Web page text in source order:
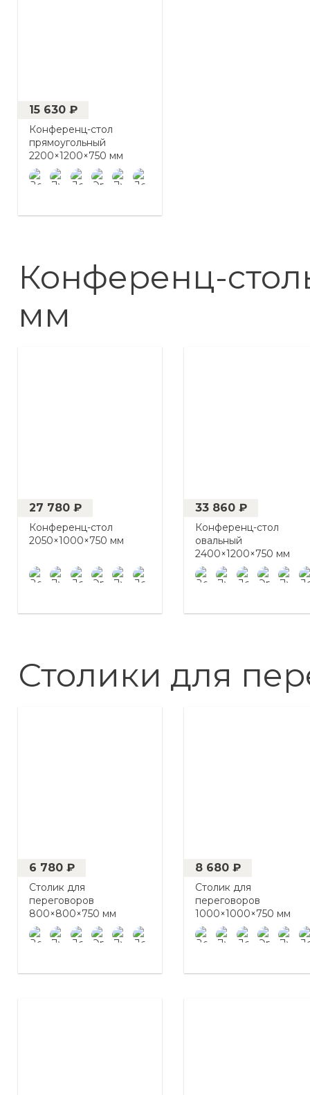
15 630 ₽
Конференц-стол
прямоугольный
2200×1200×750 мм
Конференц-
мм
27 780 ₽
Конференц-стол
2050×1000×750 мм
33 860 ₽
Конференц-стол
овальный
2400×1200×750 мм
Столики для
6 780 ₽
Столик для
переговоров
800×800×750 мм
8 680 ₽
Столик для
переговоров
1000×1000×750 мм